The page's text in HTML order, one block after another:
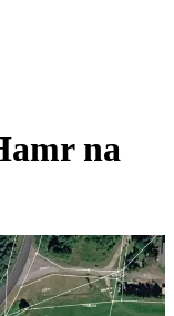
na